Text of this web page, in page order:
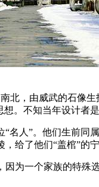
北，由威武的石像
。不知当年设计者
名人”。他们生前
给了他们“盖棺”的宁
为一个家族的特殊